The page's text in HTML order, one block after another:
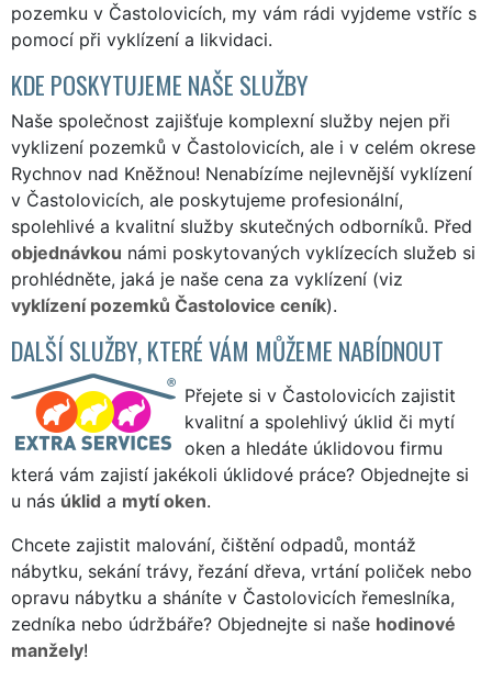
pozemku v Častolovicích, my vám rádi vyjdeme vstříc s
pomocí při vyklízení a likvidaci.
KDE POSKYTUJEME NAŠE SLUŽBY
Naše společnost zajišťuje komplexní služby nejen při
vyklizení pozemků v Častolovicích, ale i v celém okrese
Rychnov nad Kněžnou! Nenabízíme nejlevnější vyklízení
v Častolovicích, ale poskytujeme profesionální,
spolehlivé a kvalitní služby skutečných odborníků. Před
objednávkou námi poskytovaných vyklízecích služeb si
prohlédněte, jaká je naše cena za vyklízení (viz
vyklízení pozemků Častolovice ceník).
DALŠÍ SLUŽBY, KTERÉ VÁM MŮŽEME NABÍDNOUT
Přejete si v Častolovicích zajistit
kvalitní a spolehlivý úklid či mytí
oken a hledáte úklidovou firmu
která vám zajistí jakékoli úklidové práce? Objednejte si
u nás úklid a mytí oken.
Chcete zajistit malování, čištění odpadů, montáž
nábytku, sekání trávy, řezání dřeva, vrtání poliček nebo
opravu nábytku a sháníte v Častolovicích řemeslníka,
zedníka nebo údržbáře? Objednejte si naše hodinové
manžely!